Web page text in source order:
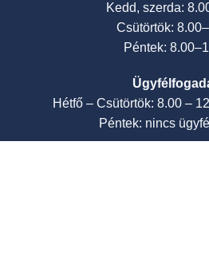
Kedd, szerda:
Csütörtök:
Péntek:
Hétfő – Csütörtök: 8.00 –
Péntek: nincs